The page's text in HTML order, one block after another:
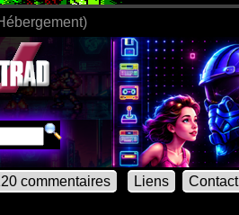
commentaires Liens Contact